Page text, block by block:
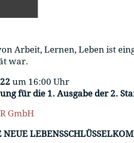
Arbeit, Lernen, Leben ist
war.
um 16:00 Uhr
für die 1. Ausgabe der 2.
GmbH